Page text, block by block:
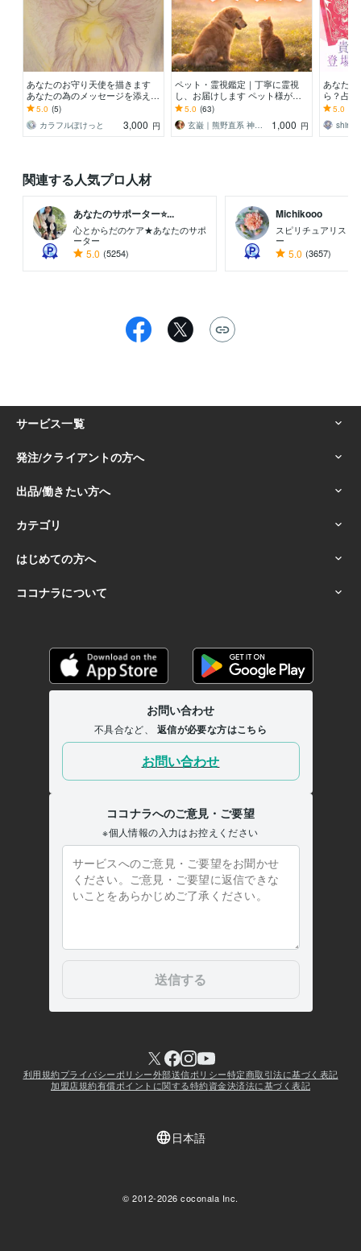
あなたのお守り天使を描きます
あなたの為のメッセージを添え
て、癒しの天使画を描きます。
5.0 (5)
カラフルぽけっと
3,000 円
ペット・霊視鑑定｜丁寧に霊視
し、お届けします ペット様が抱
えている想い・気配・相性を知り
たい方へ。
5.0 (63)
玄巌｜熊野直系 神降祈祷師
1,000 円
あなた
ら？占
ます、
5.0
関連する人気プロ人材
あなたのサポーター⭐...
心とからだのケア★あなたのサポ
ーター
5.0 (5254)
Michikooo
スピリチュアリスト/
ー
5.0 (3657)